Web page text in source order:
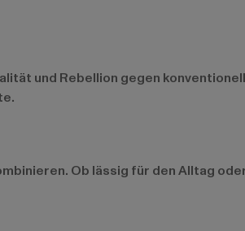
und Rebellion gegen
Ob lässig für den Alltag